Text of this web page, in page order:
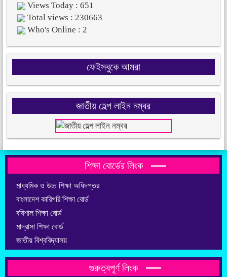
Views Today : 651
Total views : 230663
Who's Online : 2
ফেইসবুকে আমরা
জাতীয় হেল্প লাইন নম্বর
শিক্ষা বোর্ডের লিংক
মাধ্যমিক ও উচ্চ শিক্ষা অধিদপ্তর
বাংলাদেশ কারিগরি শিক্ষা বোর্ড
বরিশাল শিক্ষা বোর্ড
মাদ্রাসা শিক্ষা বোর্ড
জাতীয় বিশ্ববিদ্যালয়
গুরুত্বপূর্ণ লিংক